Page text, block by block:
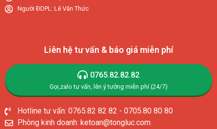
Người ĐDPL: Lê Văn Thức
Liên hệ tư vấn & báo giá miễn phí
0765.82.82.82
Gọi,zalo tư vấn, lên ý tưởng miễn phí (24/7)
Hotline tư vấn: 0765.82 82 82 - 0705.80 80 80
Phòng kinh doanh: ketoan@tongluc.com